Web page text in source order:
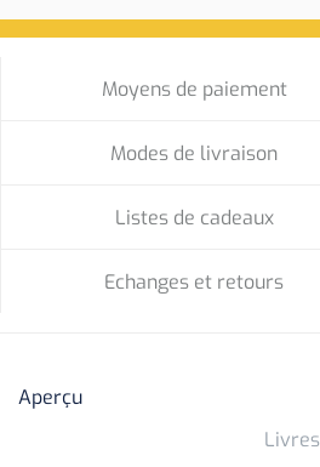
Moyens de paiement
Modes de livraison
Listes de cadeaux
Echanges et retours
Aperçu
Livres